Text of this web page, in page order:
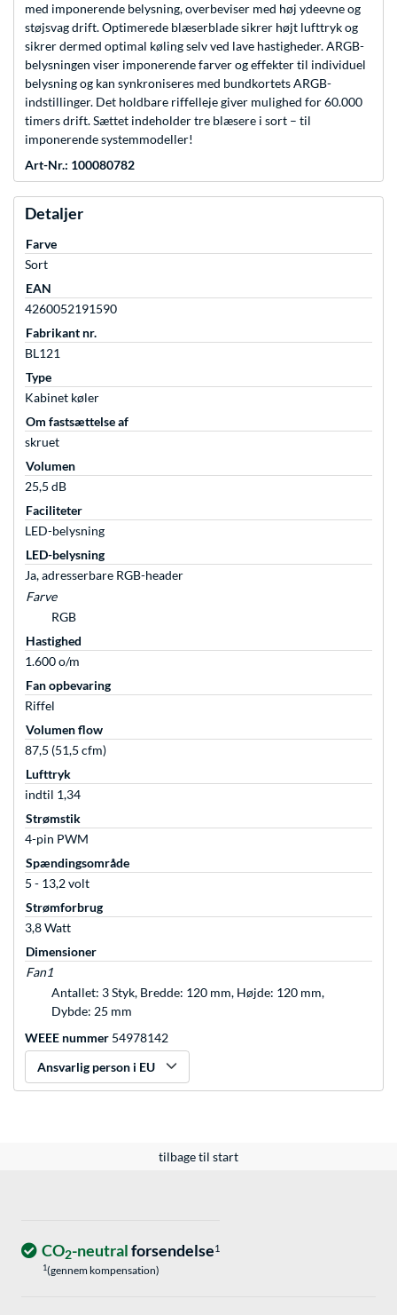
med imponerende belysning, overbeviser med høj ydeevne og
støjsvag drift. Optimerede blæserblade sikrer højt lufttryk og
sikrer dermed optimal køling selv ved lave hastigheder. ARGB-
belysningen viser imponerende farver og effekter til individuel
belysning og kan synkroniseres med bundkortets ARGB-
indstillinger. Det holdbare riffelleje giver mulighed for 60.000
timers drift. Sættet indeholder tre blæsere i sort – til
imponerende systemmodeller!
Art-Nr.: 100080782
Detaljer
Farve
Sort
EAN
4260052191590
Fabrikant nr.
BL121
Type
Kabinet køler
Om fastsættelse af
skruet
Volumen
25,5 dB
Faciliteter
LED-belysning
LED-belysning
Ja, adresserbare RGB-header
Farve
RGB
Hastighed
1.600 o/m
Fan opbevaring
Riffel
Volumen flow
87,5 (51,5 cfm)
Lufttryk
indtil 1,34
Strømstik
4-pin PWM
Spændingsområde
5 - 13,2 volt
Strømforbrug
3,8 Watt
Dimensioner
Fan1
Antallet: 3 Styk, Bredde: 120 mm, Højde: 120 mm,
Dybde: 25 mm
WEEE nummer 54978142
Ansvarlig person i EU
tilbage til start
CO2-neutralforsendelse1
1(gennem kompensation)